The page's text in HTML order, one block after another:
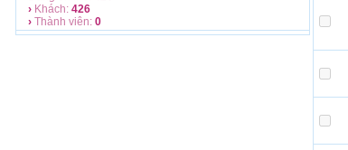
›Khách:426
›Thành viên: 0